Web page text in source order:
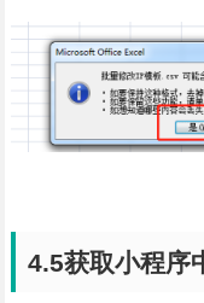
4.5获取小程序